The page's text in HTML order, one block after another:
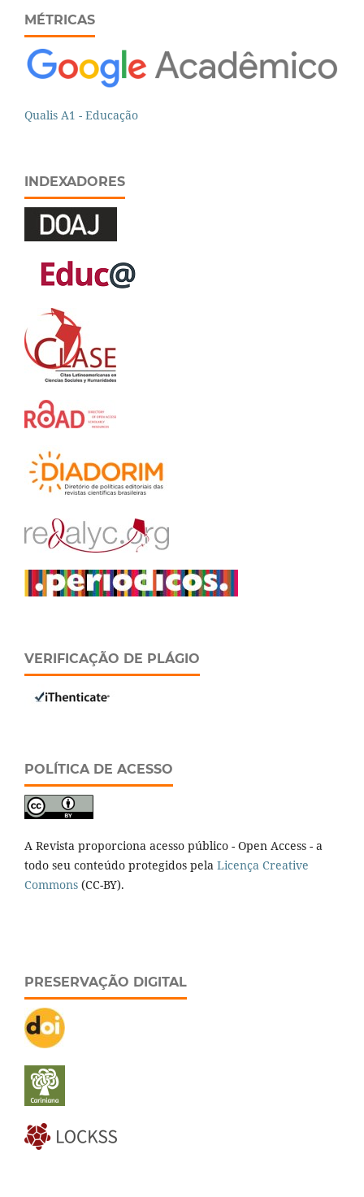
MÉTRICAS
Qualis A1 - Educação
INDEXADORES
VERIFICAÇÃO DE PLÁGIO
POLÍTICA DE ACESSO
A Revista proporciona acesso público - Open Access - a
todo seu conteúdo protegidos pela Licença Creative
Commons (CC-BY).
PRESERVAÇÃO DIGITAL